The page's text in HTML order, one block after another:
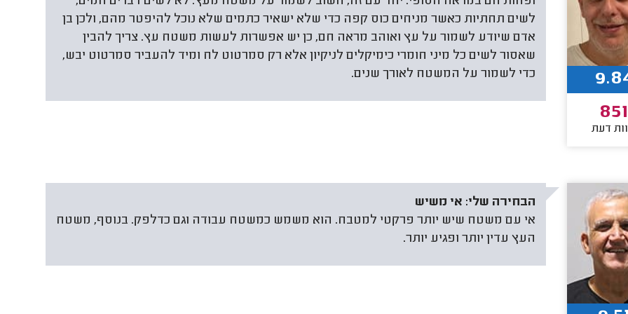
לשים תחתיות כאשר מניחים כוס קפה כדי שלא ישאיר כתמים שלא נוכל להיפטר מהם, ולכן בן
אדם שיודע לשמור על עץ ואוהב מראה חם, כן יש אפשרות לעשות משטח עץ. צריך להבין
שאסור לשים כל מיני חומרי כימיקלים לניקיון אלא רק סמרטוט לח ומיד להעביר סמרטוט יבש,
כדי לשמור על המשטח לאורך שנים.
851
דעת
הבחירה שלי: אי משיש
אי עם משטח שיש יותר פרקטי למטבח. הוא משמש כמשטח עבודה וגם כדלפק. בנוסף, משטח
העץ עדין יותר ופגיע יותר.